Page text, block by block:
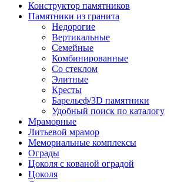
Конструктор памятников
Памятники из гранита
Недорогие
Вертикальные
Семейные
Комбинированные
Со стеклом
Элитные
Кресты
Барельеф/3D памятники
Удобный поиск по каталогу
Мраморные
Литьевой мрамор
Мемориальные комплексы
Ограды
Цоколя с кованой оградой
Цоколя